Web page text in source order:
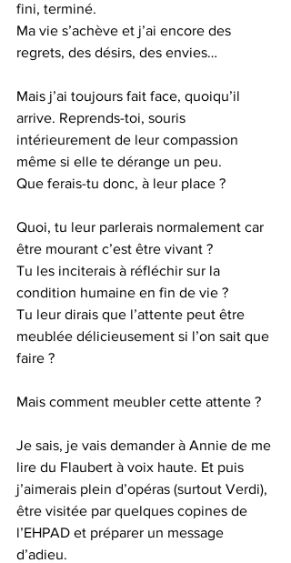
fini, terminé.
Ma vie s’achève et j’ai encore des
regrets, des désirs, des envies…
Mais j’ai toujours fait face, quoiqu’il
arrive. Reprends-toi, souris
intérieurement de leur compassion
même si elle te dérange un peu.
Que ferais-tu donc, à leur place ?
Quoi, tu leur parlerais normalement car
être mourant c’est être vivant ?
Tu les inciterais à réfléchir sur la
condition humaine en fin de vie ?
Tu leur dirais que l’attente peut être
meublée délicieusement si l’on sait que
faire ?
Mais comment meubler cette attente ?
Je sais, je vais demander à Annie de me
lire du Flaubert à voix haute. Et puis
j’aimerais plein d’opéras (surtout Verdi),
être visitée par quelques copines de
l’EHPAD et préparer un message
d’adieu.